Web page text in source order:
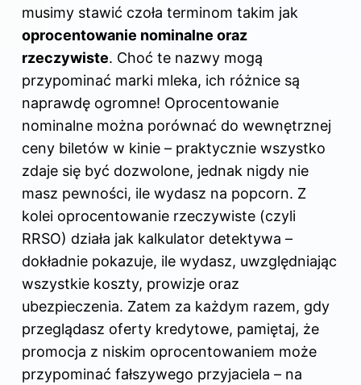
musimy stawić czoła terminom takim jak
oprocentowanie nominalne oraz
rzeczywiste. Choć te nazwy mogą
przypominać marki mleka, ich różnice są
naprawdę ogromne! Oprocentowanie
nominalne można porównać do wewnętrznej
ceny biletów w kinie – praktycznie wszystko
zdaje się być dozwolone, jednak nigdy nie
masz pewności, ile wydasz na popcorn. Z
kolei oprocentowanie rzeczywiste (czyli
RRSO) działa jak kalkulator detektywa –
dokładnie pokazuje, ile wydasz, uwzględniając
wszystkie koszty, prowizje oraz
ubezpieczenia. Zatem za każdym razem, gdy
przeglądasz oferty kredytowe, pamiętaj, że
promocja z niskim oprocentowaniem może
przypominać fałszywego przyjaciela – na